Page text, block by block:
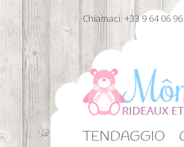
Chiamaci: +33 9 64 06 96
TENDAGGIO